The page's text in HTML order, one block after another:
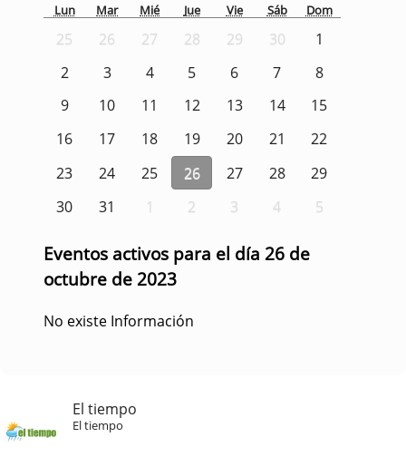
Lun Mar Mié Jue Vie Sáb Dom
25 26 27 28 29 30
1
2
3 4 5 6 7
8
9
10 11 12 13 14
15
16
17 18 19 20 21
22
23
24 25 26 27 28
29
30
31 1 2 3 4 5
Eventos activos para el día 26 de
octubre de 2023
No existe Información
El tiempo
El tiempo